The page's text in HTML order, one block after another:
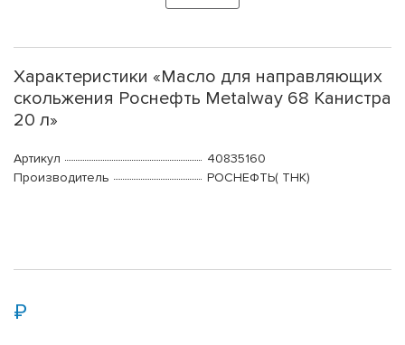
Характеристики «Масло для направляющих
скольжения Роснефть Metalway 68 Канистра
20 л»
Артикул
40835160
Производитель
РОСНЕФТЬ( ТНК)